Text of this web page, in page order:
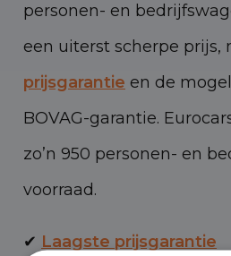
personen- en
een uiterst scherpe prijs,
prijsgarantie en de
BOVAG-garantie.
zo’n 950 personen- en
voorraad.
✔ Laagste prijsgarantie